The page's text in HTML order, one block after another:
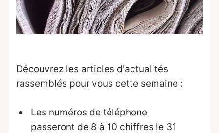
Découvrez les articles d'actualités
rassemblés pour vous cette semaine :
Les numéros de téléphone
passeront de 8 à 10 chiffres le 31